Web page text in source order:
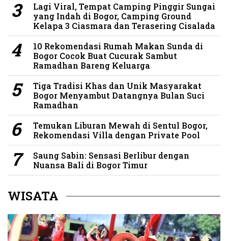
Lagi Viral, Tempat Camping Pinggir Sungai
yang Indah di Bogor, Camping Ground
Kelapa 3 Ciasmara dan Terasering Cisalada
10 Rekomendasi Rumah Makan Sunda di
Bogor Cocok Buat Cucurak Sambut
Ramadhan Bareng Keluarga
Tiga Tradisi Khas dan Unik Masyarakat
Bogor Menyambut Datangnya Bulan Suci
Ramadhan
Temukan Liburan Mewah di Sentul Bogor,
Rekomendasi Villa dengan Private Pool
Saung Sabin: Sensasi Berlibur dengan
Nuansa Bali di Bogor Timur
WISATA